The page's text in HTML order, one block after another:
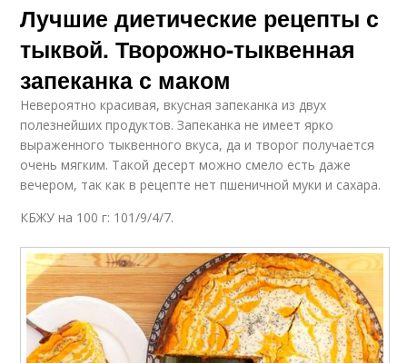
Лучшие диетические рецепты с
тыквой. Творожно-тыквенная
запеканка с маком
Невероятно красивая, вкусная запеканка из двух
полезнейших продуктов. Запеканка не имеет ярко
выраженного тыквенного вкуса, да и творог получается
очень мягким. Такой десерт можно смело есть даже
вечером, так как в рецепте нет пшеничной муки и сахара.
КБЖУ на 100 г: 101/9/4/7.